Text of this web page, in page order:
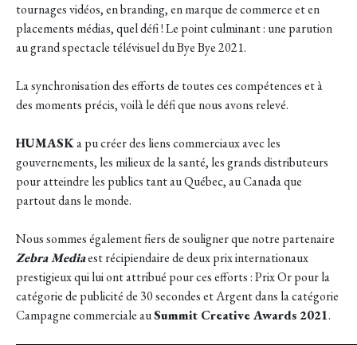
tournages vidéos, en branding, en marque de commerce et en
placements médias, quel défi ! Le point culminant : une parution
au grand spectacle télévisuel du Bye Bye 2021.
La synchronisation des efforts de toutes ces compétences et à
des moments précis, voilà le défi que nous avons relevé.
HUMASKa pu créer des liens commerciaux avec les
gouvernements, les milieux de la santé, les grands distributeurs
pour atteindre les publics tant au Québec, au Canada que
partout dans le monde.
Nous sommes également fiers de souligner que notre partenaire
Zebra Mediaest récipiendaire de deux prix internationaux
prestigieux qui lui ont attribué pour ces efforts : Prix Or pour la
catégorie de publicité de 30 secondes et Argent dans la catégorie
Campagne commerciale auSummit Creative Awards 2021.